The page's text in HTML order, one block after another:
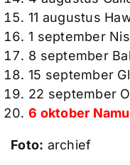
11 augustus
1 september
8 september
15 september
22 september
6 oktober
Foto: archief